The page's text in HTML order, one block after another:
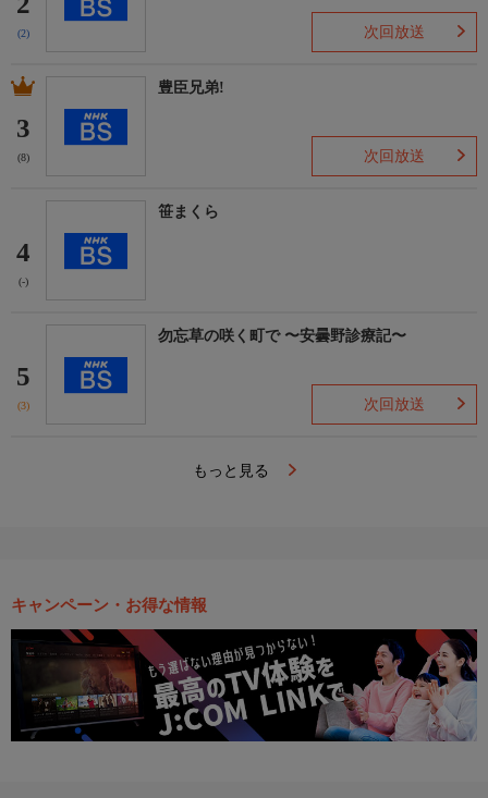
(2) 次回放送
3
(8)
豊臣兄弟!
次回放送
4
(-)
笹まくら
5
(3)
勿忘草の咲く町で 〜安曇野診療記〜
次回放送
もっと見る
キャンペーン・お得な情報